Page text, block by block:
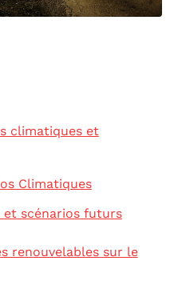
climatiques et
Climatiques
et scénarios futurs
renouvelables sur le